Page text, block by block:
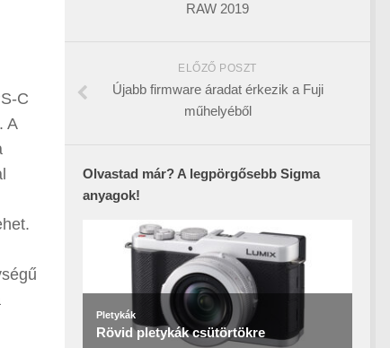
C
A
RAW 2019
ELŐZŐ POSZT
Újabb firmware áradat érkezik a Fuji
műhelyéből
Olvastad már? A legpörgősebb Sigma
anyagok!